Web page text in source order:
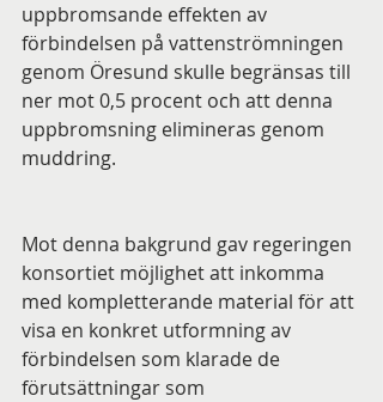
uppbromsande effekten av
förbindelsen på vattenströmningen
genom Öresund skulle begränsas till
ner mot 0,5 procent och att denna
uppbromsning elimineras genom
muddring.
Mot denna bakgrund gav regeringen
konsortiet möjlighet att inkomma
med kompletterande material för att
visa en konkret utformning av
förbindelsen som klarade de
förutsättningar som